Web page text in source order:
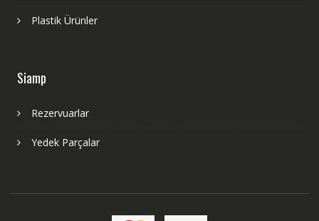
Plastik Ürünler
Siamp
Rezervuarlar
Yedek Parçalar